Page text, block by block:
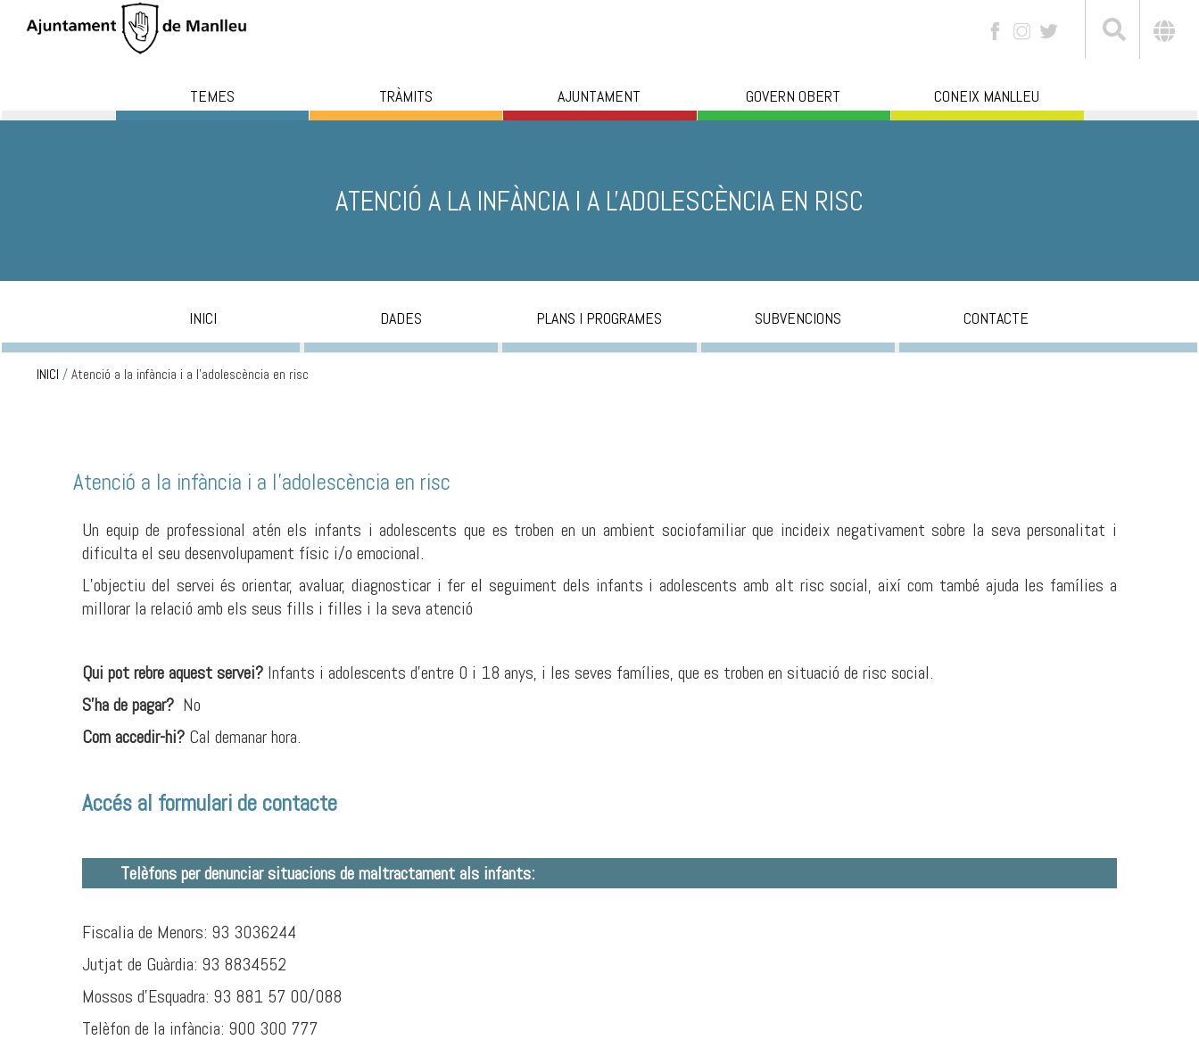
TEMES TRÀMITS AJUNTAMENT GOVERN OBERT CONEIX MANLLEU
INICI DADES PLANS I PROGRAMES SUBVENCIONS CONTACTE
ATENCIÓ A LA INFÀNCIA I A L'ADOLESCÈNCIA EN RISC
INICI / Atenció a la infància i a l'adolescència en risc
Atenció a la infància i a l'adolescència en risc
Un equip de professional atén els infants i adolescents que es troben en un ambient sociofamiliar que incideix negativament sobre la seva personalitat i
dificulta el seu desenvolupament físic i/o emocional.
L’objectiu del servei és orientar, avaluar, diagnosticar i fer el seguiment dels infants i adolescents amb alt risc social, així com també ajuda les famílies a
millorar la relació amb els seus fills i filles i la seva atenció
Qui pot rebre aquest servei? Infants i adolescents d’entre 0 i 18 anys, i les seves famílies, que es troben en situació de risc social.
S'ha de pagar? No
Com accedir-hi? Cal demanar hora.
Accés al formulari de contacte
Telèfons per denunciar situacions de maltractament als infants:
Fiscalia de Menors: 93 3036244
Jutjat de Guàrdia: 93 8834552
Mossos d’Esquadra: 93 881 57 00/088
Telèfon de la infància: 900 300 777